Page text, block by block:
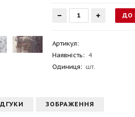
Артикул:
Наявність: 4
Одиниця: шт.
ЗОБРАЖЕННЯ